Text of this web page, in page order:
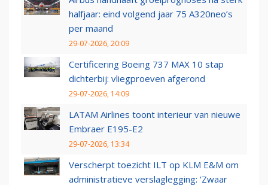
halfjaar: eind volgend jaar 75 A320neo’s
per maand
29-07-2026, 20:09
Certificering Boeing 737 MAX 10 stap
dichterbij: vliegproeven afgerond
29-07-2026, 14:09
LATAM Airlines toont interieur van nieuwe
Embraer E195-E2
29-07-2026, 13:34
Verscherpt toezicht ILT op KLM E&M om
administratieve verslaglegging: ‘Zwaar